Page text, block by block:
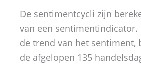
De sentimentcycli zijn
van een sentimentindicator.
de trend van het sentiment,
de afgelopen 135